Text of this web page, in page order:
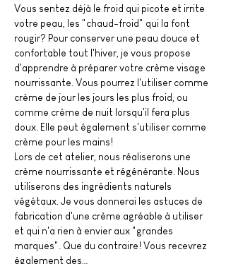
Vous sentez déjà le froid qui picote et irrite
votre peau, les "chaud-froid" qui la font
rougir? Pour conserver une peau douce et
confortable tout l'hiver, je vous propose
d'apprendre à préparer votre crème visage
nourrissante. Vous pourrez l'utiliser comme
crème de jour les jours les plus froid, ou
comme crème de nuit lorsqu'il fera plus
doux. Elle peut également s'utiliser comme
crème pour les mains!
Lors de cet atelier, nous réaliserons une
crème nourrissante et régénérante. Nous
utiliserons des ingrédients naturels
végétaux. Je vous donnerai les astuces de
fabrication d'une crème agréable à utiliser
et qui n'a rien à envier aux "grandes
marques". Que du contraire! Vous recevrez
également des…